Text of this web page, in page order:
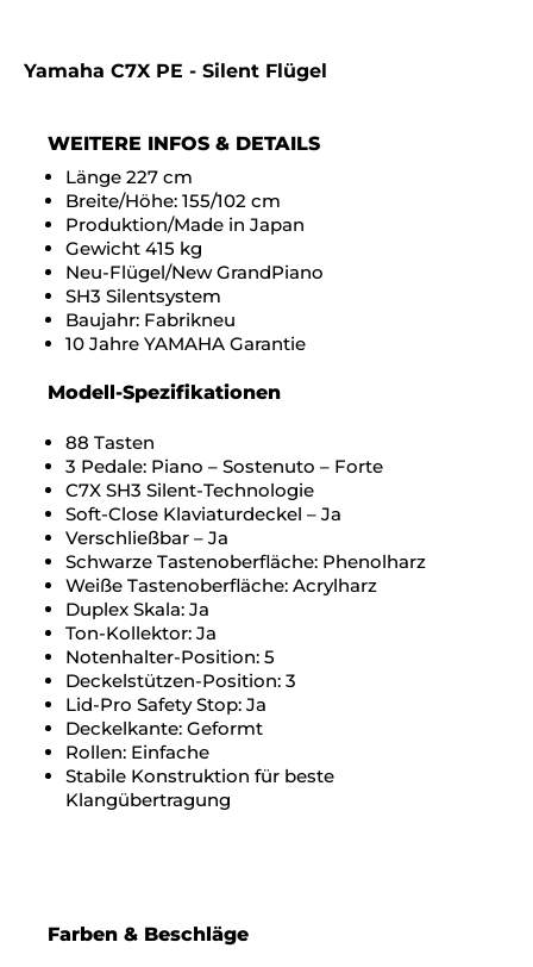
Yamaha C7X PE - Silent Flügel
WEITERE INFOS & DETAILS
Länge 227 cm
Breite/Höhe: 155/102 cm
Produktion/Made in Japan
Gewicht 415 kg
Neu-Flügel/New GrandPiano
SH3 Silentsystem
Baujahr: Fabrikneu
10 Jahre YAMAHA Garantie
Modell-Spezifikationen
88 Tasten
3 Pedale: Piano – Sostenuto – Forte
C7X SH3 Silent-Technologie
Soft-Close Klaviaturdeckel – Ja
Verschließbar – Ja
Schwarze Tastenoberfläche: Phenolharz
Weiße Tastenoberfläche: Acrylharz
Duplex Skala: Ja
Ton-Kollektor: Ja
Notenhalter-Position: 5
Deckelstützen-Position: 3
Lid-Pro Safety Stop: Ja
Deckelkante: Geformt
Rollen: Einfache
Stabile Konstruktion für beste
Klangübertragung
Farben & Beschläge